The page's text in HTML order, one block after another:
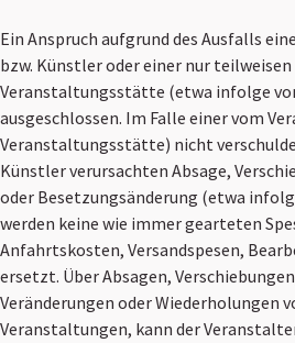
Ein Anspruch aufgrund des Ausfalls
bzw. Künstler oder einer nur
Veranstaltungsstätte (etwa infolge
ausgeschlossen. Im Falle einer vom
Veranstaltungsstätte) nicht
Künstler verursachten Absage,
oder Besetzungsänderung (etwa
werden keine wie immer gearteten
Anfahrtskosten, Versandspesen,
ersetzt. Über Absagen,
Veränderungen oder Wiederholungen
Veranstaltungen, kann der